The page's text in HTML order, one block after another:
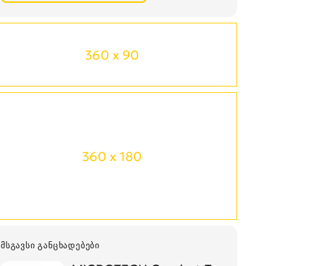
360 x 90
360 x 180
ᲛᲡᲒᲐᲕᲡᲘ ᲒᲐᲜᲪᲮᲐᲓᲔᲑᲔᲑᲘ